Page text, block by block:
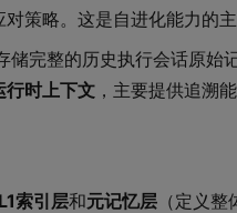
策略。这是自进化能力的
储完整的历史执行会话原始
行时上下文 ，主要提供追溯
L1索引层和元记忆层 （定义